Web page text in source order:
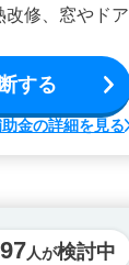
修、窓やドア
する
金の詳細を見る
人が検討中